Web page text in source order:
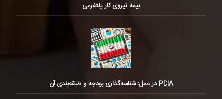
بیمه نیروی کار پلتفرمی
PDIA در عمل: شناسه‌گذاری بودجه و طبقه‌بندی آن